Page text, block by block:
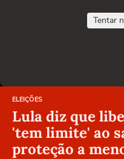
Tentar
ELEIÇÕES
Lula diz que
'tem limite' ao
proteção a